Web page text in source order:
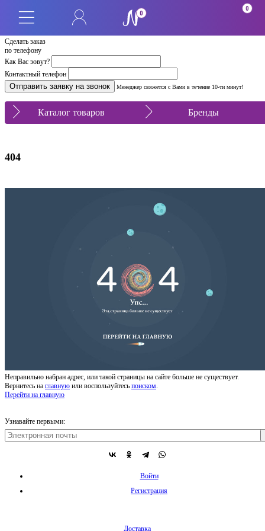
Сделать заказ
по телефону
Как Вас зовут?
Контактный телефон
Менеджер свяжется с Вами в течение 10-ти минут!
0
0
Каталог товаров Бренды
404
Неправильно набран адрес, или такой страницы на сайте больше не существует.
Вернитесь на главную или воспользуйтесь поиском.
Перейти на главную
Узнавайте первыми:
Войти
Регистрация
Доставка